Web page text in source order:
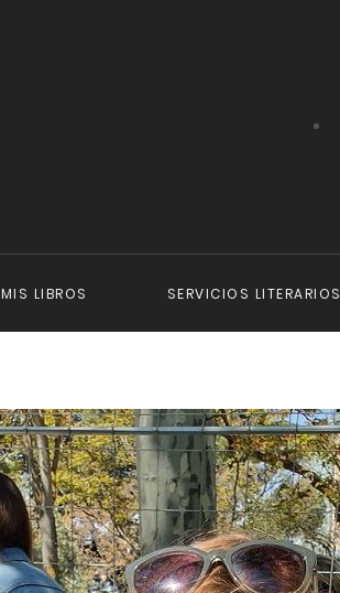
MIS LIBROS SERVICIOS LITERARIOS